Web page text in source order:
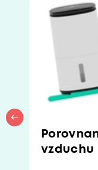
vzduchu